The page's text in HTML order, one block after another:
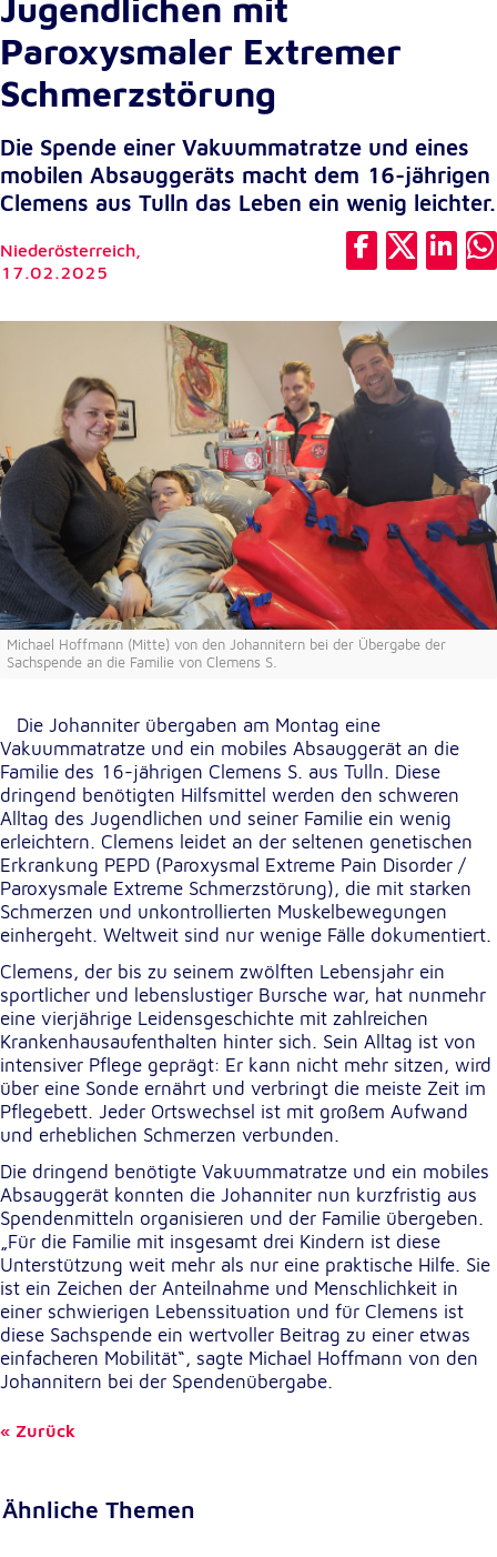
Jugendlichen mit
Paroxysmaler Extremer
Schmerzstörung
Die Spende einer Vakuummatratze und eines
mobilen Absauggeräts macht dem 16-jährigen
Clemens aus Tulln das Leben ein wenig leichter.
Niederösterreich,
17.02.2025
Michael Hoffmann (Mitte) von den Johannitern bei der Übergabe der
Sachspende an die Familie von Clemens S.
Die Johanniter übergaben am Montag eine
Vakuummatratze und ein mobiles Absauggerät an die
Familie des 16-jährigen Clemens S. aus Tulln. Diese
dringend benötigten Hilfsmittel werden den schweren
Alltag des Jugendlichen und seiner Familie ein wenig
erleichtern. Clemens leidet an der seltenen genetischen
Erkrankung PEPD (Paroxysmal Extreme Pain Disorder /
Paroxysmale Extreme Schmerzstörung), die mit starken
Schmerzen und unkontrollierten Muskelbewegungen
einhergeht. Weltweit sind nur wenige Fälle dokumentiert.
Clemens, der bis zu seinem zwölften Lebensjahr ein
sportlicher und lebenslustiger Bursche war, hat nunmehr
eine vierjährige Leidensgeschichte mit zahlreichen
Krankenhausaufenthalten hinter sich. Sein Alltag ist von
intensiver Pflege geprägt: Er kann nicht mehr sitzen, wird
über eine Sonde ernährt und verbringt die meiste Zeit im
Pflegebett. Jeder Ortswechsel ist mit großem Aufwand
und erheblichen Schmerzen verbunden.
Die dringend benötigte Vakuummatratze und ein mobiles
Absauggerät konnten die Johanniter nun kurzfristig aus
Spendenmitteln organisieren und der Familie übergeben.
„Für die Familie mit insgesamt drei Kindern ist diese
Unterstützung weit mehr als nur eine praktische Hilfe. Sie
ist ein Zeichen der Anteilnahme und Menschlichkeit in
einer schwierigen Lebenssituation und für Clemens ist
diese Sachspende ein wertvoller Beitrag zu einer etwas
einfacheren Mobilität“, sagte Michael Hoffmann von den
Johannitern bei der Spendenübergabe.
Zurück
Ähnliche Themen
Cookie Laufzeit:
1 Jahr
Name:
cookie_consent
Dieser Cookie speichert die ausgewählten
Einverständnis-Optionen des Benutzers
Cookie Laufzeit:
Statistik
Statistik Cookies erfassen Informationen anonym.
Diese Informationen helfen uns zu verstehen, wie
unsere Besucher unsere Website nutzen.
Google Analytics
Name:
_ga, _gid, _gac_gb_
Zweck:
Erhebung von Statistiken zur Website-Nutzung
Cookie Laufzeit:
24 Stunden - 2 Jahre
Google Tag Manager
Anbieter:
Google LLC
Externe Dienste
Um Inhalte von Videoplattformen und
Kartendiensten anzeigen zu können, werden von
diesen externen Diensten Cookies gesetzt.
YouTube
Anbieter:
Google LLC
Zweck:
Einbinden und Anzeigen von Videos
Google Maps
Google LLC